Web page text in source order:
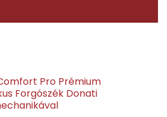
Pro Prémium
Forgószék Donati